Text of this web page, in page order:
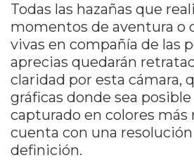
Todas las hazañas que
momentos de aventura o
vivas en compañía de las
aprecias quedarán
claridad por esta cámara,
gráficas donde sea
capturado en colores más
cuenta con una
definición.